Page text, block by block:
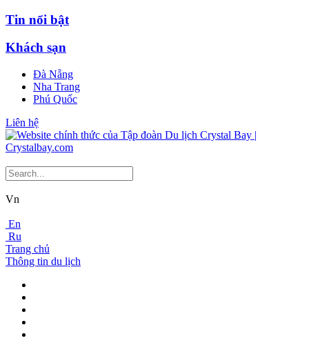
Tin nổi bật
Khách sạn
Đà Nẵng
Nha Trang
Phú Quốc
Liên hệ
Vn
En
Ru
Trang chủ
Thông tin du lịch